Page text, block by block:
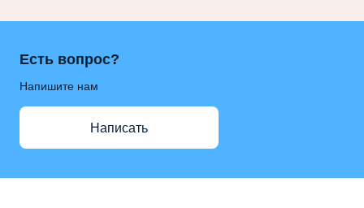
Есть вопрос?
Напишите нам
Написать